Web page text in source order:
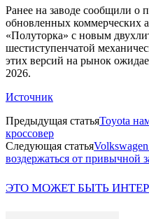
Ранее на заводе сообщили о
обновленных
«Полуторка» с новым
шестиступенчатой
этих версий на рынок
2026.
Источник
Предыдущая статьяToyota
кроссовер
Следующая статья
воздержаться от привычной
ЭТО МОЖЕТ БЫТЬ